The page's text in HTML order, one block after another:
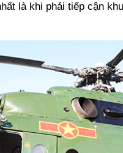
là khi phải tiếp cận